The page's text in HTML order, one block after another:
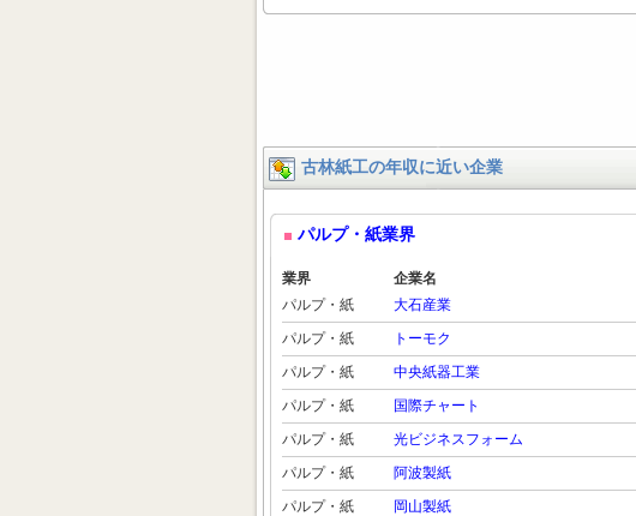
古林紙工の年収に近い企業
パルプ・紙業界
業界 企業名
パルプ・紙
大石産業
パルプ・紙
トーモク
パルプ・紙
中央紙器工業
パルプ・紙
国際チャート
パルプ・紙
光ビジネスフォーム
パルプ・紙
阿波製紙
パルプ・紙
岡山製紙